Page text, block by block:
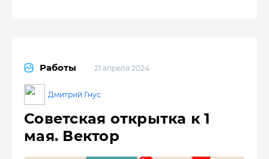
Работы 21 апреля 2024
Дмитрий Гнус
Советская открытка к 1
мая. Вектор